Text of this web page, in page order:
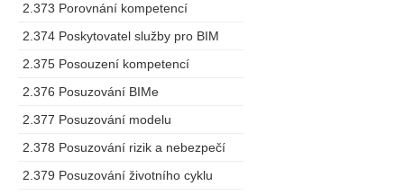
2.373 Porovnání kompetencí
2.374 Poskytovatel služby pro BIM
2.375 Posouzení kompetencí
2.376 Posuzování BIMe
2.377 Posuzování modelu
2.378 Posuzování rizik a nebezpečí
2.379 Posuzování životního cyklu